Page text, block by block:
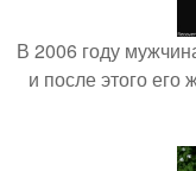
В 2006 году
и после этого